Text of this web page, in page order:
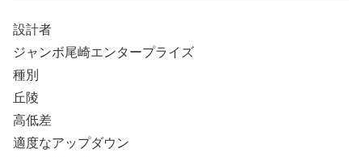
設計者
ジャンボ尾崎エンタープライズ
種別
丘陵
高低差
適度なアップダウン